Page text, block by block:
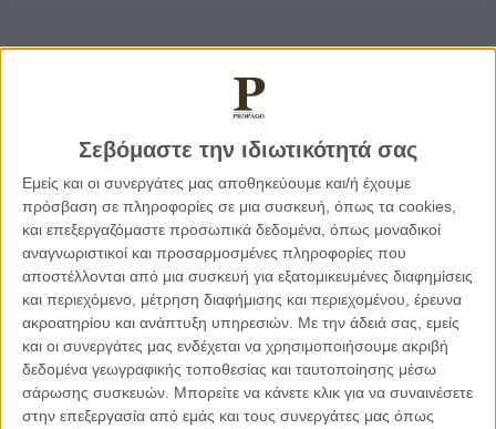
Σεβόμαστε την ιδιωτικότητά σας
Εμείς και οι συνεργάτες μας αποθηκεύουμε και/ή έχουμε
πρόσβαση σε πληροφορίες σε μια συσκευή, όπως τα cookies,
και επεξεργαζόμαστε προσωπικά δεδομένα, όπως μοναδικοί
αναγνωριστικοί και προσαρμοσμένες πληροφορίες που
αποστέλλονται από μια συσκευή για εξατομικευμένες διαφημίσεις
και περιεχόμενο, μέτρηση διαφήμισης και περιεχομένου, έρευνα
ακροατηρίου και ανάπτυξη υπηρεσιών. Με την άδειά σας, εμείς
και οι συνεργάτες μας ενδέχεται να χρησιμοποιήσουμε ακριβή
δεδομένα γεωγραφικής τοποθεσίας και ταυτοποίησης μέσω
σάρωσης συσκευών. Μπορείτε να κάνετε κλικ για να συναινέσετε
στην επεξεργασία από εμάς και τους συνεργάτες μας όπως
Κέλλυ Καμπάκη
Κέλλυ Καμπάκη: Η μαμά της Έμμας
γράφει για την “ισόβια καταδίκη
της”
Γιάννης Πανούσης
Οι μόνοι αθώοι